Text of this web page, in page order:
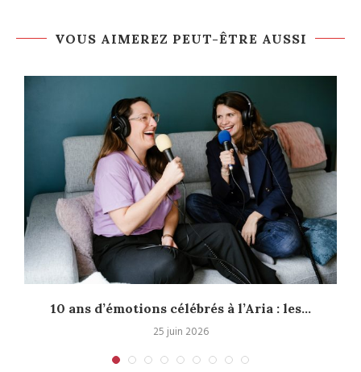
VOUS AIMEREZ PEUT-ÊTRE AUSSI
10 ans d’émotions célébrés à l’Aria : les...
25 juin 2026